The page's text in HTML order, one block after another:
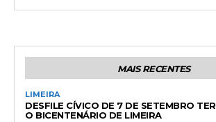
MAIS RECENTES
LIMEIRA
DESFILE CÍVICO DE 7 DE SETEMBRO
O BICENTENÁRIO DE LIMEIRA